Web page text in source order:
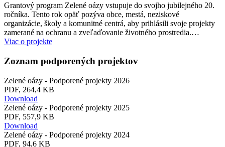
Grantový program Zelené oázy vstupuje do svojho jubilejného 20.
ročníka. Tento rok opäť pozýva obce, mestá, neziskové
organizácie, školy a komunitné centrá, aby prihlásili svoje projekty
zamerané na ochranu a zveľaďovanie životného prostredia.…
Viac o projekte
Zoznam podporených projektov
Zelené oázy - Podporené projekty 2026
PDF, 264,4 KB
Download
Zelené oázy - Podporené projekty 2025
PDF, 557,9 KB
Download
Zelené oázy - Podporené projekty 2024
PDF, 94,6 KB